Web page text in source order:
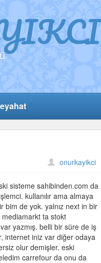
onurkayikci
sisteme sahibinden.com da
kullanılır ama almaya
bim de yok. yalnız next in bir
mediamarkt ta stokt
yazmış. belli bir süre de iş
internet iniz var diğer odaya
olur demişler. eski
carrefour da onu da